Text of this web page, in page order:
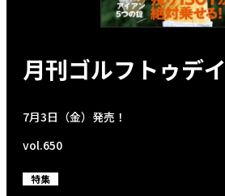
月刊ゴルフトゥデイ
7月3日（金）発売！
vol.650
特集